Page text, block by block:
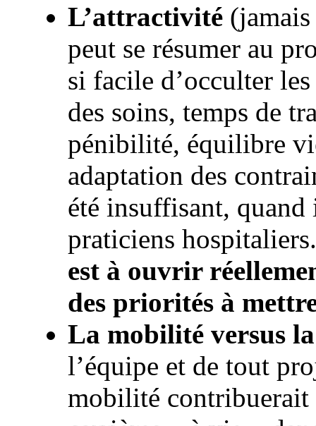
L’attractivité
peut se résumer au
si facile d’occulter
des soins, temps de
pénibilité, équilibre
adaptation des
été insuffisant, quand
praticiens
est à ouvrir
des priorités à
La mobilité versus
l’équipe et de tout
mobilité contribuerait